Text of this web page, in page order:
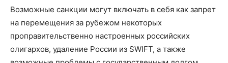
Возможные санкции могут включать в себя как запрет
на перемещения за рубежом некоторых
проправительственно настроенных российских
олигархов, удаление России из SWIFT, а также